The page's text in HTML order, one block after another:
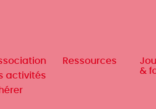
activités
Ressources
&
activités
Ressources
&